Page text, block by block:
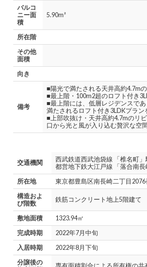
バルコ
ニー面
積
5.90m²
所在階
その他
面積
向き
備考
■陽光で満たされる天井高約4.7mの
■最上階・100m2超のロフト付き
■最上階には、低層レジデンスで
満たされるロフト付き3LDKプラン
■上部吹抜け・天井高約4.7mのリ
口から光と風が入り込む贅沢な空間
交通機関
西武鉄道西武池袋線 「椎名町」
都営地下鉄大江戸線 「落合南長
所在地
東京都豊島区南長崎二丁目2076
構造およ
び階数
鉄筋コンクリート地上5階建て
敷地面積
1323.94㎡
完成時期
2022年7月中旬
入居時期
2022年8月下旬
分譲後の